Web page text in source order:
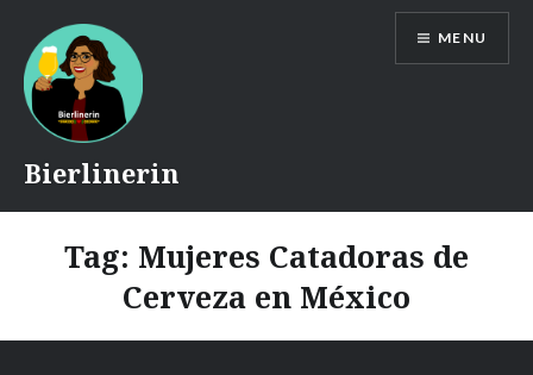
content
Bierlinerin
MENU
Tag: Mujeres Catadoras de
Cerveza en México